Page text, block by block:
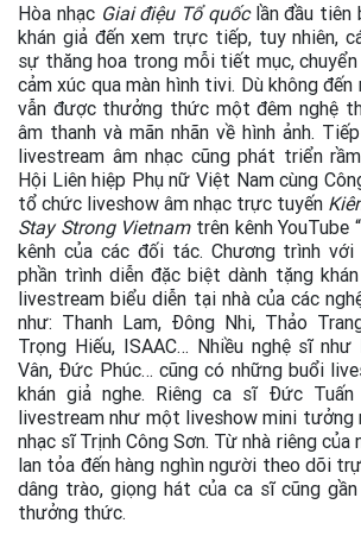
Hòa nhạc Giai điệu Tổ quốc lần đầu tiên
khán giả đến xem trực tiếp, tuy nhiên,
sự thăng hoa trong mỗi tiết mục,
cảm xúc qua màn hình tivi. Dù không đến
vẫn được thưởng thức một đêm nghệ
âm thanh và mãn nhãn về hình ảnh.
livestream âm nhạc cũng phát triển
Hội Liên hiệp Phụ nữ Việt Nam cùng
tổ chức liveshow âm nhạc trực tuyến
Stay Strong Vietnam trên kênh YouTube
kênh của các đối tác. Chương trình
phần trình diễn đặc biệt dành tặng
livestream biểu diễn tại nhà của các
như: Thanh Lam, Đông Nhi, Thảo
Trọng Hiếu, ISAAC… Nhiều nghệ sĩ như
Vân, Đức Phúc… cũng có những buổi
khán giả nghe. Riêng ca sĩ Đức
livestream như một liveshow mini tưởng
nhạc sĩ Trịnh Công Sơn. Từ nhà riêng của
lan tỏa đến hàng nghìn người theo dõi
dâng trào, giọng hát của ca sĩ cũng
thưởng thức.